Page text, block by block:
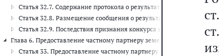
Статья 32.7. Содержание протокола о результатах проведения
Статья 32.8. Размещение сообщения о результатах проведения
Статья 32.9. Последствия признания конкурса в электронной
Глава 6. Предоставление частному партнеру земельного участка,
Статья 33. Предоставление частному партнеру земельного